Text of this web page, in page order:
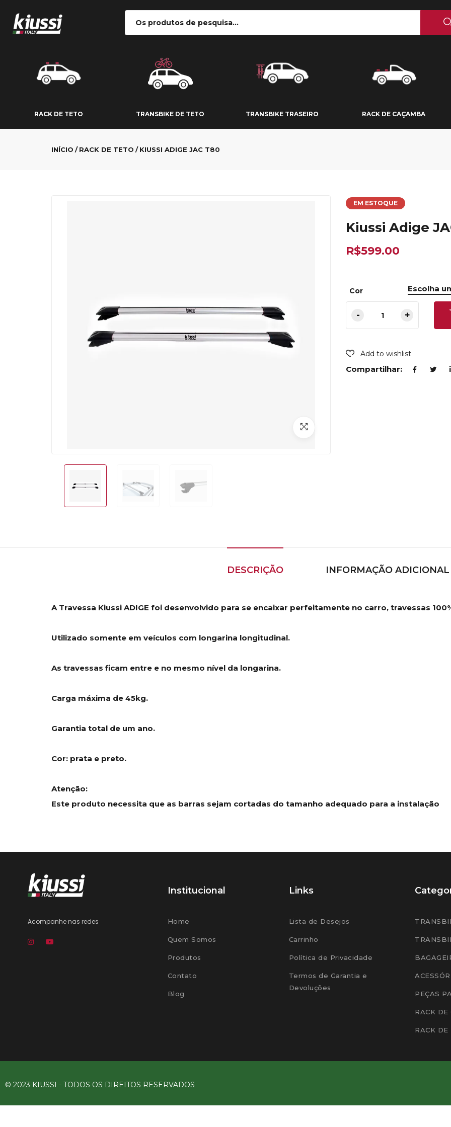
RACK DE TETO TRANSBIKE DE TETO TRANSBIKE TRASEIRO RACK DE CAÇAMBA
TRANSBIKE DE TETO
INÍCIO RACK DE TETO KIUSSI ADIGE JAC T80
EM ESTOQUE
Kiussi Adige
R$599.00
Cor
Add to wishlist
Compartilhar:
DESCRIÇÃO INFORMAÇÃO ADICIONAL
A Travessa Kiussi ADIGE foi desenvolvido para se encaixar perfeitamente no carro, travessas
Utilizado somente em veículos com longarina longitudinal.
As travessas ficam entre e no mesmo nível da longarina.
Carga máxima de 45kg.
Garantia total de um ano.
Cor: prata e preto.
Atenção:
Este produto necessita que as barras sejam cortadas do tamanho adequado para a instalação
Acompanhe nas redes
Institucional
Home
Quem Somos
Produtos
Contato
Blog
Links
Lista de Desejos
Carrinho
Política de Privacidade
Termos de Garantia e
Devoluções
PEÇAS
RACK DE
RACK DE
© 2023 KIUSSI - TODOS OS DIREITOS RESERVADOS